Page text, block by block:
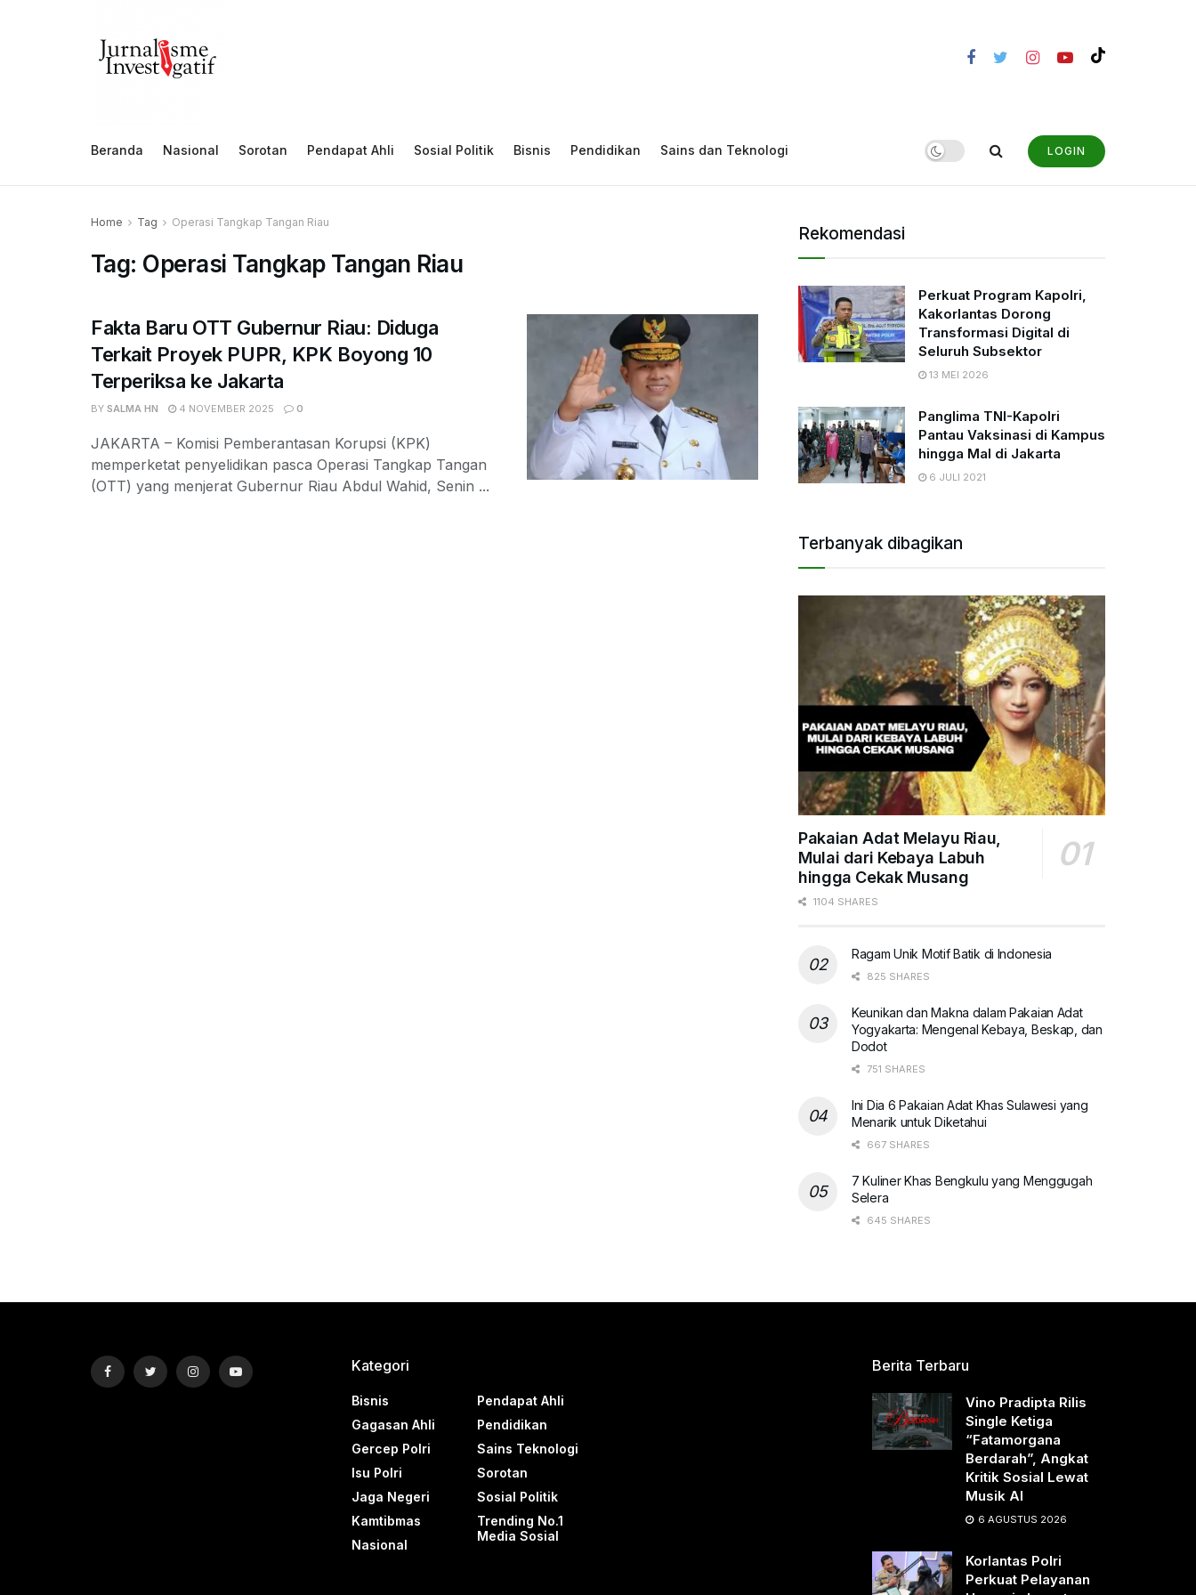
Beranda Nasional Sorotan Pendapat Ahli Sosial Politik Bisnis Pendidikan Sains dan Teknologi LOGIN
Home Tag Operasi Tangkap Tangan Riau
Tag: Operasi Tangkap Tangan Riau
Fakta Baru OTT Gubernur Riau: Diduga
Terkait Proyek PUPR, KPK Boyong 10
Terperiksa ke Jakarta
BY SALMA HN 4 NOVEMBER 2025 0
JAKARTA – Komisi Pemberantasan Korupsi (KPK)
memperketat penyelidikan pasca Operasi Tangkap Tangan
(OTT) yang menjerat Gubernur Riau Abdul Wahid, Senin ...
Rekomendasi
Perkuat Program Kapolri,
Kakorlantas Dorong
Transformasi Digital di
Seluruh Subsektor
13 MEI 2026
Panglima TNI-Kapolri
Pantau Vaksinasi di Kampus
hingga Mal di Jakarta
6 JULI 2021
Terbanyak dibagikan
Pakaian Adat Melayu Riau,
Mulai dari Kebaya Labuh
hingga Cekak Musang
1104 SHARES
Ragam Unik Motif Batik di Indonesia
825 SHARES
Keunikan dan Makna dalam Pakaian Adat
Yogyakarta: Mengenal Kebaya, Beskap, dan
Dodot
751 SHARES
Ini Dia 6 Pakaian Adat Khas Sulawesi yang
Menarik untuk Diketahui
667 SHARES
7 Kuliner Khas Bengkulu yang Menggugah
Selera
645 SHARES
Kategori
Bisnis
Gagasan Ahli
Gercep Polri
Isu Polri
Jaga Negeri
Kamtibmas
Nasional
Pendapat Ahli
Pendidikan
Sains Teknologi
Sorotan
Sosial Politik
Trending No.1
Media Sosial
Berita Terbaru
Vino Pradipta Rilis
Single Ketiga
“Fatamorgana
Berdarah”, Angkat
Kritik Sosial Lewat
Musik AI
6 AGUSTUS 2026
Korlantas Polri
Perkuat Pelayanan